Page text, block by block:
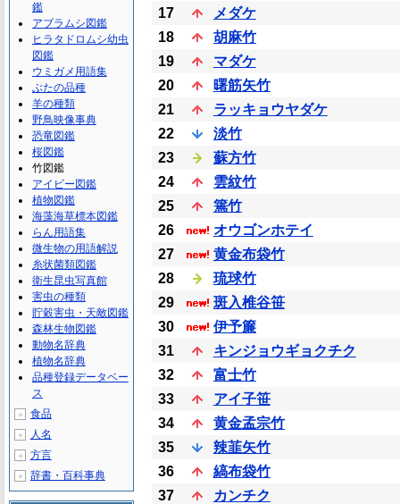
17
メダケ
18
胡麻竹
19
マダケ
20
曙筋矢竹
21
ラッキョウヤダケ
22
淡竹
23
蘇方竹
24
雲紋竹
25
篶竹
26
オウゴンホテイ
27
黄金布袋竹
28
琉球竹
29
斑入椎谷笹
30
伊予簾
31
キンジョウギョクチク
32
富士竹
33
アイ子笹
34
黄金孟宗竹
35
辣韮矢竹
36
縞布袋竹
37
カンチク
鑑
アブラムシ図鑑
ヒラタドロムシ幼虫
図鑑
ウミガメ用語集
ぶたの品種
羊の種類
野鳥映像事典
恐竜図鑑
桜図鑑
竹図鑑
アイビー図鑑
植物図鑑
海藻海草標本図鑑
らん用語集
微生物の用語解説
糸状菌類図鑑
衛生昆虫写真館
害虫の種類
貯穀害虫・天敵図鑑
森林生物図鑑
動物名辞典
植物名辞典
品種登録データベー
ス
＋ 食品
＋ 人名
＋ 方言
＋ 辞書・百科事典